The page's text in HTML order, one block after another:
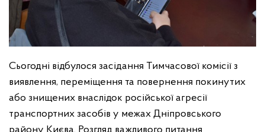
Сьогодні відбулося засідання Тимчасової комісії з
виявлення, переміщення та повернення покинутих
або знищених внаслідок російської агресії
транспортних засобів у межах Дніпровського